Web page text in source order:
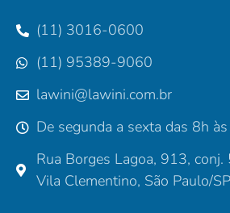
(11) 3016-0600
(11) 95389-9060
lawini@lawini.com.br
De segunda a sexta das 8h
Rua Borges Lagoa, 913,
Vila Clementino, São Paulo/SP